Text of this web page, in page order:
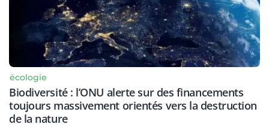
écologie
Biodiversité : l’ONU alerte sur des financements
toujours massivement orientés vers la destruction
de la nature